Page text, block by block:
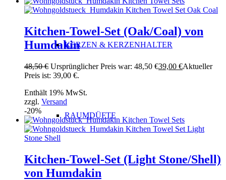
KERZEN & KERZENHALTER
RAUMDÜFTE
Kitchen-Towel-Set (Oak/Coal) von
Humdakin
48,50€ Ursprünglicher Preis war: 48,50 €39,00 €Aktueller
Preis ist: 39,00 €.
Enthält 19% MwSt.
zzgl. Versand
-20%
Kitchen-Towel-Set (Light Stone/Shell)
von Humdakin